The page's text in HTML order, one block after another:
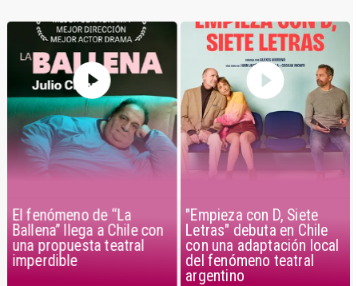
El fenómeno de “La
Ballena” llega a Chile con
una propuesta teatral
imperdible
"Empieza con D, Siete
Letras" debuta en Chile
con una adaptación local
del fenómeno teatral
argentino